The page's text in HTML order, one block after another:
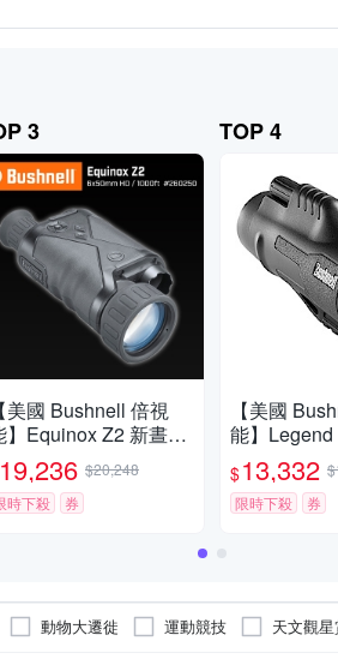
3
【美國 Bushnell 倍視
】Equinox Z2 新晝夜
系列 6x50mm 數位日夜
用紅外線單眼夜視鏡
(公司貨)
19,236 $20,248
時下殺
券
TOP 4
【美國
能】
奇系列
石專業級手
遠鏡 191142
$13,332
限時下殺
券
動物大遷徙 運動競技 天文觀星